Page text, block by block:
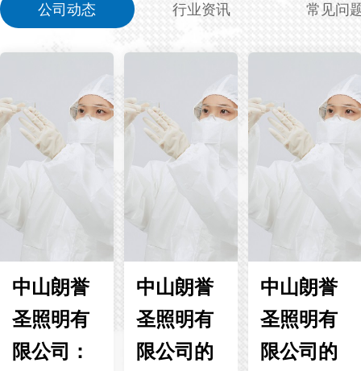
公司动态 行业资讯 常见问
中山朗誉
圣照明有
限公司：
中山朗誉
圣照明有
限公司的
中山朗誉
圣照明有
限公司的